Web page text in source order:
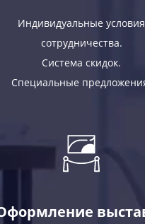
Индивидуальные условия
сотрудничества.
Система скидок.
Специальные